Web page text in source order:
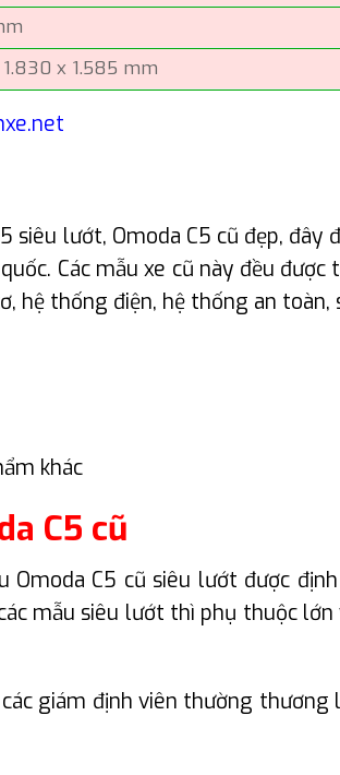
x 1.585 mm
lướt, Omoda C5 cũ đẹp, đây
Các mẫu xe cũ này đều
hệ thống điện, hệ thống an toàn,
khác
C5 cũ
Omoda C5 cũ siêu lướt được
mẫu siêu lướt thì phụ thuộc lớn
giám định viên thường thương